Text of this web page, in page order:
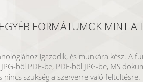
FORMÁTUMOK MINT A
igazodik, és munkára kész. A
ből PDF-be, PDF-ből JPG-be, MS
nincs szükség a szerverre való feltöltésre.